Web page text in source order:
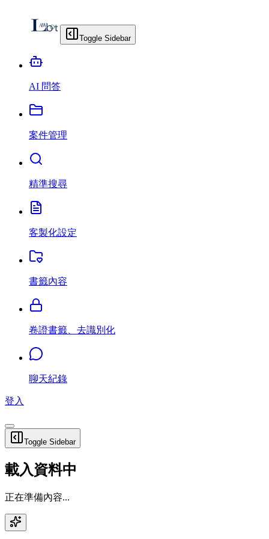
Toggle Sidebar
AI 問答
案件管理
精準搜尋
客製化設定
書籤內容
卷證書籤、去識別化
聊天紀錄
登入
Toggle Sidebar
載入資料中
正在準備內容...